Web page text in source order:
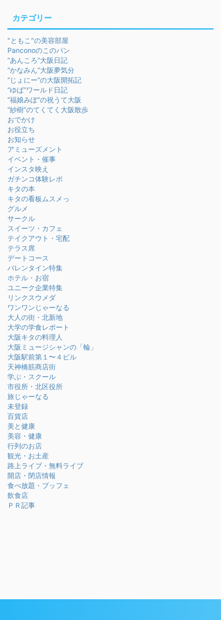
カテゴリー
"ともこ"の美容部屋
Panconoのこのパン
“あんころ”大阪日記
“かなみん”大阪夢気分
“じょにー”の大阪開拓記
“ゆば”ワールド日記
“福娘みぽ”の祝うて大阪
“紗樹”のてくてく大阪散歩
おでかけ
お役立ち
お知らせ
アミューズメント
イベント・催事
インスタ映え
ガチンコ体験レポ
キタの本
キタの看板ムスメっ
グルメ
サークル
スイーツ・カフェ
テイクアウト・宅配
テラス席
デートコース
バレンタイン特集
ホテル・お宿
ユニーク企業特集
リンクスウメダ
ワンワンじゃーなる
大人の街・北新地
大学の学食レポート
大阪キタの料理人
大阪ミュージシャンの「輪」
大阪駅前第１〜４ビル
天神橋筋商店街
学ぶ・スクール
市役所・北区役所
旅じゃーなる
未登録
百貨店
美と健康
美容・健康
行列のお店
観光・お土産
路上ライブ・無料ライブ
開店・閉店情報
食べ放題・ブッフェ
飲食店
ＰＲ記事